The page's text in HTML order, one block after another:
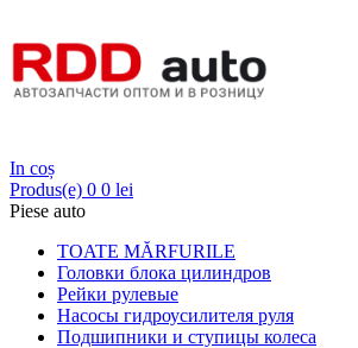
In coș
Produs(e) 0 0 lei
Piese auto
TOATE MĂRFURILE
Головки блока цилиндров
Рейки рулевые
Насосы гидроусилителя руля
Подшипники и ступицы колеса